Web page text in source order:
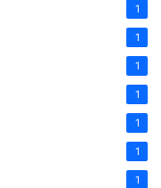
1
1
1
1
1
1
1